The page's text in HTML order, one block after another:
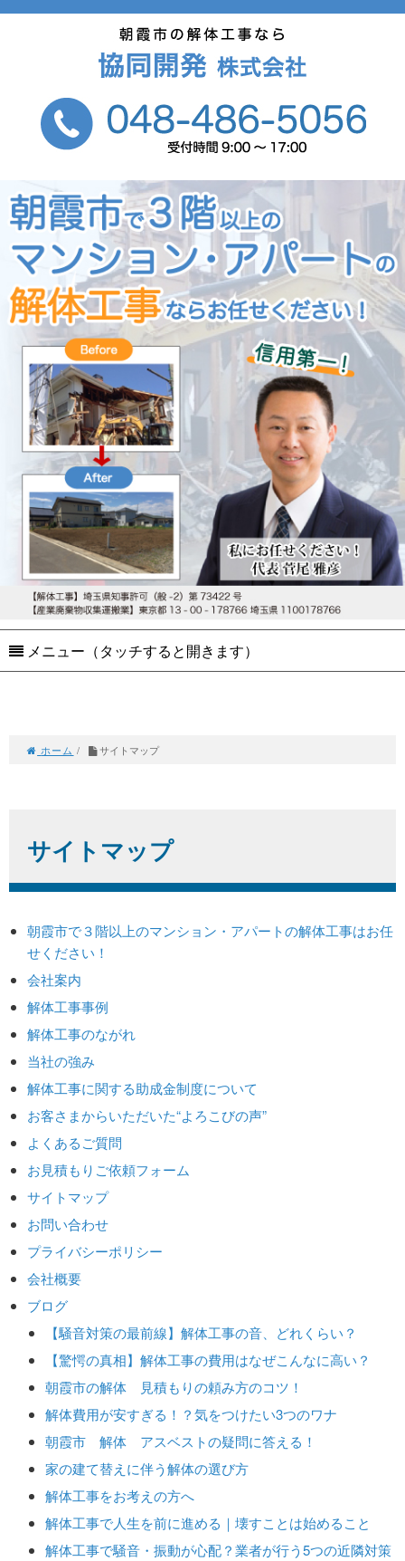
メニュー（タッチすると開きます）
ホーム / サイトマップ
サイトマップ
朝霞市で３階以上のマンション・アパートの解体工事はお任
せください！
会社案内
解体工事事例
解体工事のながれ
当社の強み
解体工事に関する助成金制度について
お客さまからいただいた“よろこびの声”
よくあるご質問
お見積もりご依頼フォーム
サイトマップ
お問い合わせ
プライバシーポリシー
会社概要
ブログ
【騒音対策の最前線】解体工事の音、どれくらい？
【驚愕の真相】解体工事の費用はなぜこんなに高い？
朝霞市の解体 見積もりの頼み方のコツ！
解体費用が安すぎる！？気をつけたい3つのワナ
朝霞市 解体 アスベストの疑問に答える！
家の建て替えに伴う解体の選び方
解体工事をお考えの方へ
解体工事で人生を前に進める｜壊すことは始めること
解体工事で騒音・振動が心配？業者が行う5つの近隣対策